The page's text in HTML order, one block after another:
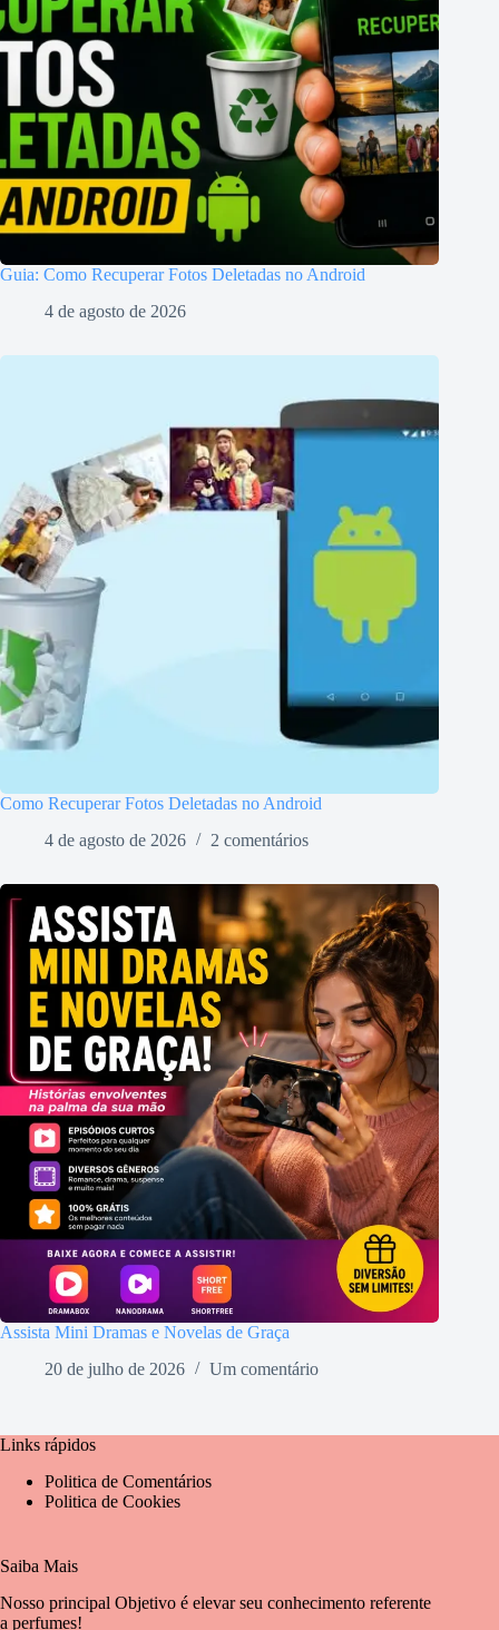
Guia: Como Recuperar Fotos Deletadas no Android
4 de agosto de 2026
Como Recuperar Fotos Deletadas no Android
4 de agosto de 2026
2 comentários
Assista Mini Dramas e Novelas de Graça
20 de julho de 2026
Um comentário
Links rápidos
Politica de Comentários
Politica de Cookies
Saiba Mais
Nosso principal Objetivo é elevar seu conhecimento referente
a perfumes!